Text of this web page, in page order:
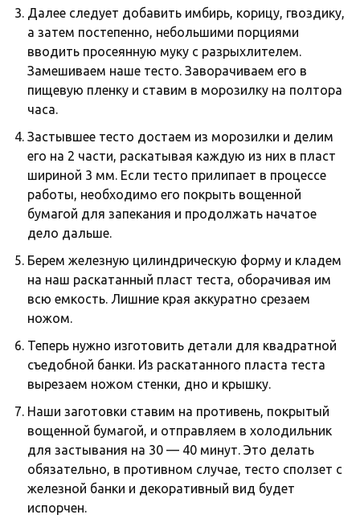
Далее следует добавить имбирь, корицу, гвоздику,
а затем постепенно, небольшими порциями
вводить просеянную муку с разрыхлителем.
Замешиваем наше тесто. Заворачиваем его в
пищевую пленку и ставим в морозилку на полтора
часа.
Застывшее тесто достаем из морозилки и делим
его на 2 части, раскатывая каждую из них в пласт
шириной 3 мм. Если тесто прилипает в процессе
работы, необходимо его покрыть вощенной
бумагой для запекания и продолжать начатое
дело дальше.
Берем железную цилиндрическую форму и кладем
на наш раскатанный пласт теста, оборачивая им
всю емкость. Лишние края аккуратно срезаем
ножом.
Теперь нужно изготовить детали для квадратной
съедобной банки. Из раскатанного пласта теста
вырезаем ножом стенки, дно и крышку.
Наши заготовки ставим на противень, покрытый
вощенной бумагой, и отправляем в холодильник
для застывания на 30 — 40 минут. Это делать
обязательно, в противном случае, тесто сползет с
железной банки и декоративный вид будет
испорчен.